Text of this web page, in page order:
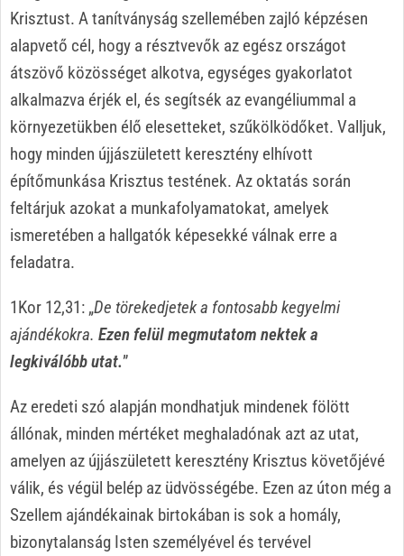
Krisztust. A tanítványság szellemében zajló képzésen
alapvető cél, hogy a résztvevők az egész országot
átszövő közösséget alkotva, egységes gyakorlatot
alkalmazva érjék el, és segítsék az evangéliummal a
környezetükben élő elesetteket, szűkölködőket. Valljuk,
hogy minden újjászületett keresztény elhívott
építőmunkása Krisztus testének. Az oktatás során
feltárjuk azokat a munkafolyamatokat, amelyek
ismeretében a hallgatók képesekké válnak erre a
feladatra.
1Kor 12,31: „De törekedjetek a fontosabb kegyelmi
ajándékokra. Ezen felül megmutatom nektek a
legkiválóbb utat.”
Az eredeti szó alapján mondhatjuk mindenek fölött
állónak, minden mértéket meghaladónak azt az utat,
amelyen az újjászületett keresztény Krisztus követőjévé
válik, és végül belép az üdvösségébe. Ezen az úton még a
Szellem ajándékainak birtokában is sok a homály,
bizonytalanság Isten személyével és tervével